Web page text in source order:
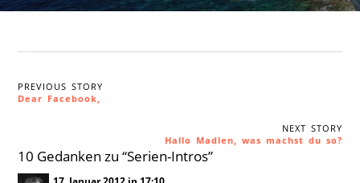
PREVIOUS STORY
Dear Facebook,
NEXT STORY
Hallo Madlen, was machst du so?
10 Gedanken zu “Serien-Intros”